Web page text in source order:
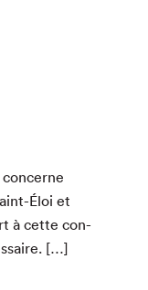
Éloi et
à cette con­
[…]